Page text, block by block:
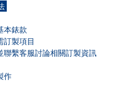
本錶款
製項目
聯繫客服討論相關訂製資訊
作